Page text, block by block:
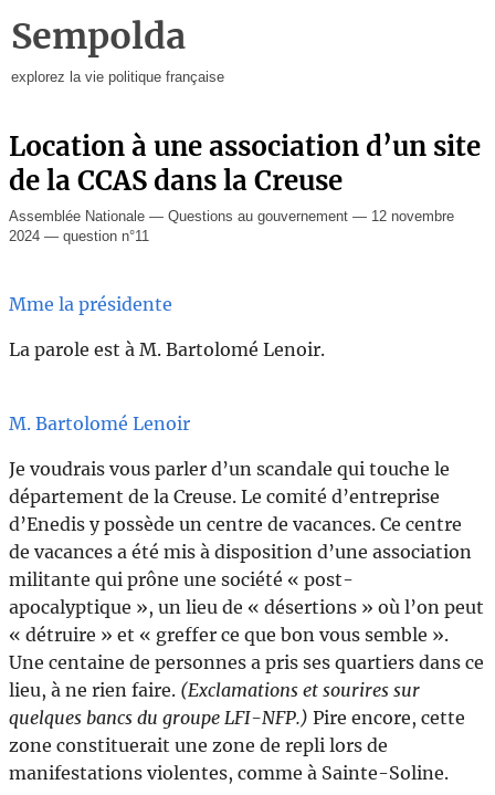
Sempolda
explorez la vie politique française
Location à une association d’un site
de la CCAS dans la Creuse
Assemblée Nationale — Questions au gouvernement — 12 novembre
2024 — question n°11
Mme la présidente
La parole est à M. Bartolomé Lenoir.
M. Bartolomé Lenoir
Je voudrais vous parler d’un scandale qui touche le
département de la Creuse. Le comité d’entreprise
d’Enedis y possède un centre de vacances. Ce centre
de vacances a été mis à disposition d’une association
militante qui prône une société « post-
apocalyptique », un lieu de « désertions » où l’on peut
« détruire » et « greffer ce que bon vous semble ».
Une centaine de personnes a pris ses quartiers dans ce
lieu, à ne rien faire. (Exclamations et sourires sur
quelques bancs du groupe LFI-NFP.) Pire encore, cette
zone constituerait une zone de repli lors de
manifestations violentes, comme à Sainte-Soline.